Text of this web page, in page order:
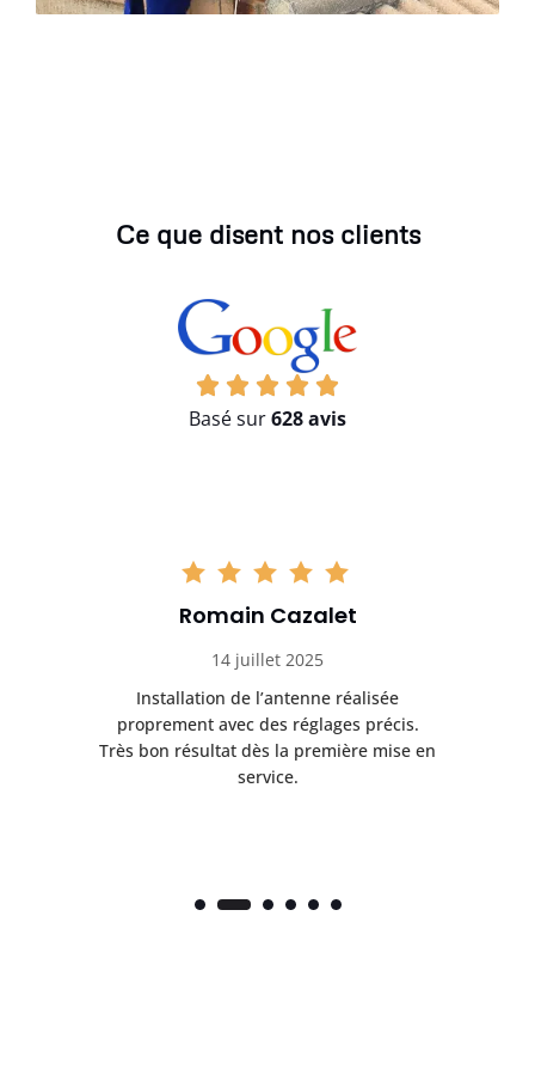
Ce que disent nos clients
Basé sur628 avis
Romain Cazalet
14 juillet 2025
Installation de l’antenne réalisée
proprement avec des réglages précis.
Très bon résultat dès la première mise en
service.